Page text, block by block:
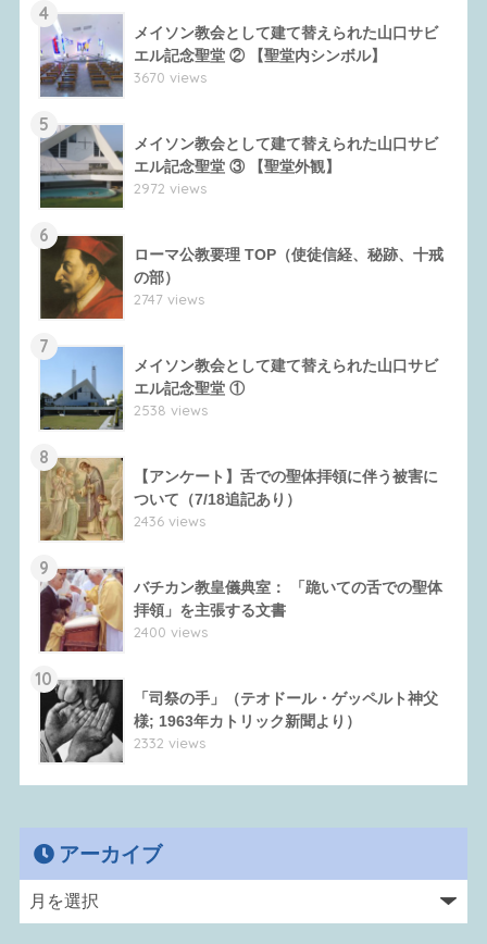
4
メイソン教会として建て替えられた山口サビ
エル記念聖堂 ② 【聖堂内シンボル】
3670 views
5
メイソン教会として建て替えられた山口サビ
エル記念聖堂 ③ 【聖堂外観】
2972 views
6
ローマ公教要理 TOP（使徒信経、秘跡、十戒
の部）
2747 views
7
メイソン教会として建て替えられた山口サビ
エル記念聖堂 ①
2538 views
8
【アンケート】舌での聖体拝領に伴う被害に
ついて（7/18追記あり）
2436 views
9
バチカン教皇儀典室： 「跪いての舌での聖体
拝領」を主張する文書
2400 views
10
「司祭の手」（テオドール・ゲッペルト神父
様; 1963年カトリック新聞より）
2332 views
アーカイブ